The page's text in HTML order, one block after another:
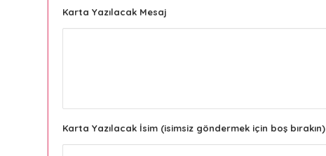
Karta Yazılacak Mesaj
Karta Yazılacak İsim (isimsiz göndermek için boş bırakın)